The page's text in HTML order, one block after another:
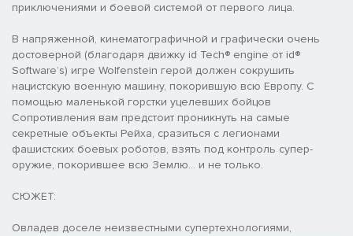
приключениями и боевой системой от первого лица.
В напряженной, кинематографичной и графически очень
достоверной (благодаря движку id Tech® engine от id®
Software’s) игре Wolfenstein герой должен сокрушить
нацистскую военную машину, покорившую всю Европу. С
помощью маленькой горстки уцелевших бойцов
Сопротивления вам предстоит проникнуть на самые
секретные объекты Рейха, сразиться с легионами
фашистских боевых роботов, взять под контроль супер-
оружие, покорившее всю Землю... и не только.
СЮЖЕТ:
Овладев доселе неизвестными супертехнологиями,